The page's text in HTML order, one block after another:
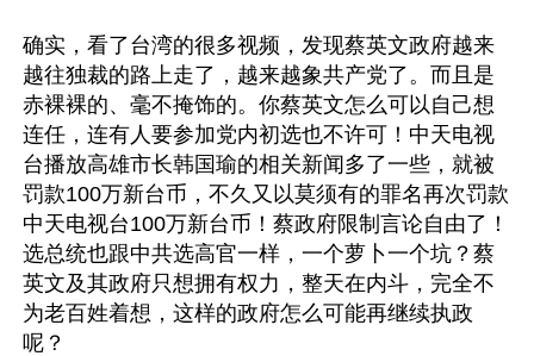
确实，看了台湾的很多视频，发现蔡英文政府越来
越往独裁的路上走了，越来越象共产党了。而且是
赤裸裸的、毫不掩饰的。你蔡英文怎么可以自己想
连任，连有人要参加党内初选也不许可！中天电视
台播放高雄市长韩国瑜的相关新闻多了一些，就被
罚款100万新台币，不久又以莫须有的罪名再次罚款
中天电视台100万新台币！蔡政府限制言论自由了！
选总统也跟中共选高官一样，一个萝卜一个坑？蔡
英文及其政府只想拥有权力，整天在内斗，完全不
为老百姓着想，这样的政府怎么可能再继续执政
呢？